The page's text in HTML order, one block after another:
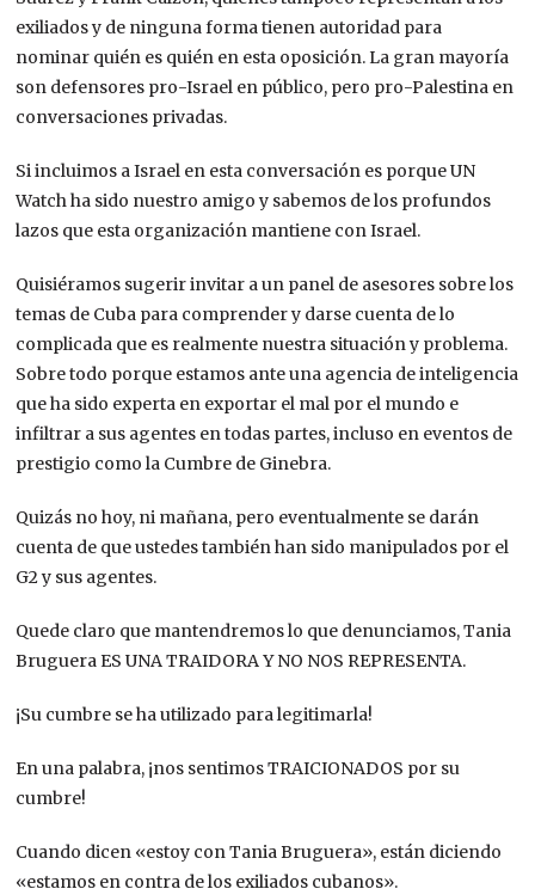
exiliados y de ninguna forma tienen autoridad para
nominar quién es quién en esta oposición. La gran mayoría
son defensores pro-Israel en público, pero pro-Palestina en
conversaciones privadas.
Si incluimos a Israel en esta conversación es porque UN
Watch ha sido nuestro amigo y sabemos de los profundos
lazos que esta organización mantiene con Israel.
Quisiéramos sugerir invitar a un panel de asesores sobre los
temas de Cuba para comprender y darse cuenta de lo
complicada que es realmente nuestra situación y problema.
Sobre todo porque estamos ante una agencia de inteligencia
que ha sido experta en exportar el mal por el mundo e
infiltrar a sus agentes en todas partes, incluso en eventos de
prestigio como la Cumbre de Ginebra.
Quizás no hoy, ni mañana, pero eventualmente se darán
cuenta de que ustedes también han sido manipulados por el
G2 y sus agentes.
Quede claro que mantendremos lo que denunciamos, Tania
Bruguera ES UNA TRAIDORA Y NO NOS REPRESENTA.
¡Su cumbre se ha utilizado para legitimarla!
En una palabra, ¡nos sentimos TRAICIONADOS por su
cumbre!
Cuando dicen «estoy con Tania Bruguera», están diciendo
«estamos en contra de los exiliados cubanos».